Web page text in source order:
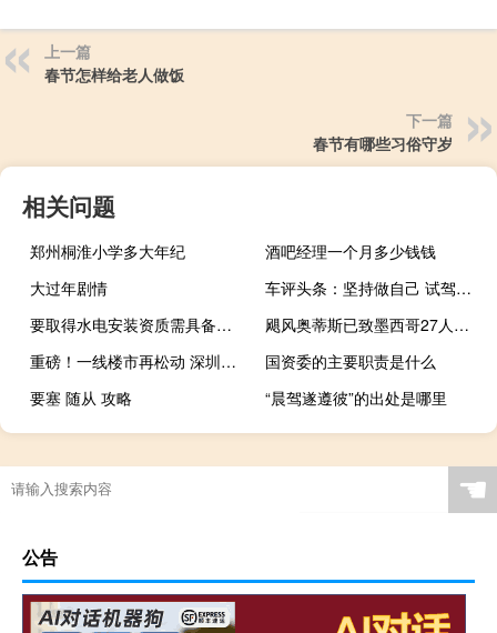
上一篇
春节怎样给老人做饭
下一篇
春节有哪些习俗守岁
相关问题
郑州桐淮小学多大年纪
酒吧经理一个月多少钱钱
大过年剧情
车评头条：坚持做自己 试驾长安马自达CX-30
要取得水电安装资质需具备什么条件
飓风奥蒂斯已致墨西哥27人死亡
重磅！一线楼市再松动 深圳首套利率下限调降40基点 二套降30基点！
国资委的主要职责是什么
要塞 随从 攻略
“晨驾遂遵彼”的出处是哪里
☚
公告